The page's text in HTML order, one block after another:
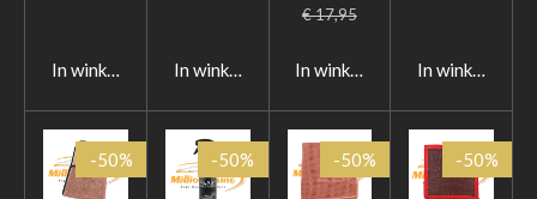
In winkelwagen In winkelwagen
€ 17,95
In winkelwagen In
-50% -50% -50% -50%